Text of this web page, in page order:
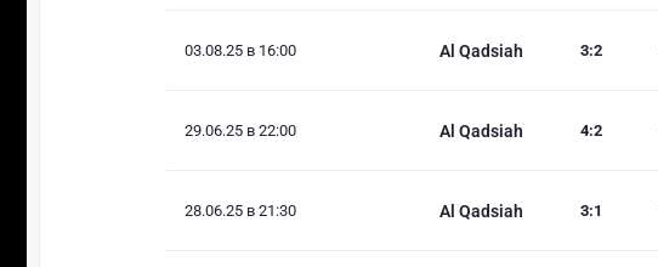
03.08.25 в 16:00 Al Qadsiah 3:2
29.06.25 в 22:00 Al Qadsiah 4:2
28.06.25 в 21:30 Al Qadsiah 3:1